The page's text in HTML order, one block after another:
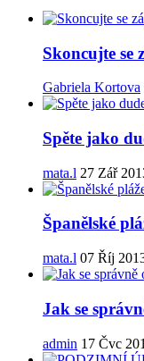
Skoncujte se
Gabriela Kortova
Spěte jako
mata.l 27 Zář
Španělské
mata.l 07 Říj
Jak se
admin 17 Čvc